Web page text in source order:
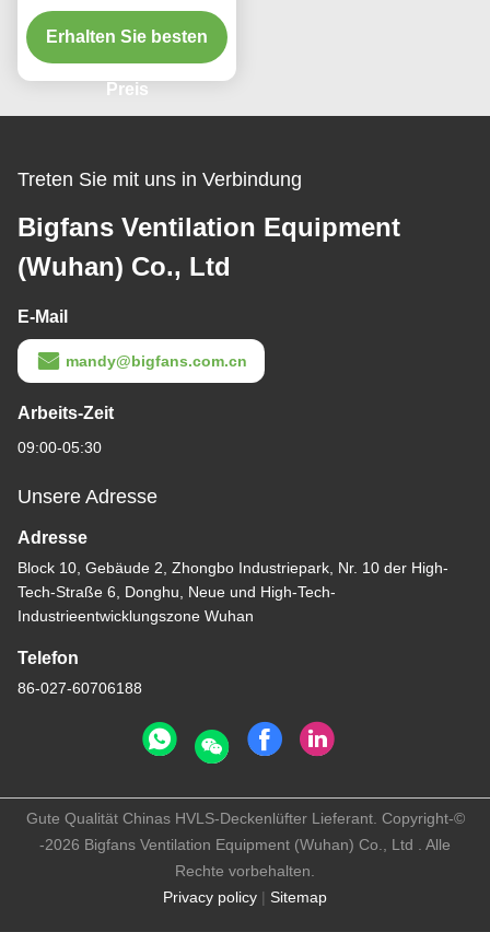
Deckenventilatoren Hohe
Luftströmung Niedrige
Drehzahlen
Deckenventilatoren
Erhalten Sie besten
Preis
Treten Sie mit uns in Verbindung
Bigfans Ventilation Equipment
(Wuhan) Co., Ltd
E-Mail
mandy@bigfans.com.cn
Arbeits-Zeit
09:00-05:30
Unsere Adresse
Adresse
Block 10, Gebäude 2, Zhongbo Industriepark, Nr. 10 der High-
Tech-Straße 6, Donghu, Neue und High-Tech-
Industrieentwicklungszone Wuhan
Telefon
86-027-60706188
Privacy policy | Sitemap
Gute Qualität Chinas HVLS-Deckenlüfter Lieferant. Copyright-©
-2026 Bigfans Ventilation Equipment (Wuhan) Co., Ltd . Alle
Rechte vorbehalten.